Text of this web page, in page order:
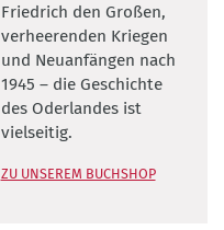
Friedrich den Großen,
verheerenden Kriegen
und Neuanfängen nach
1945 – die Geschichte
des Oderlandes ist
vielseitig.
ZU UNSEREM BUCHSHOP